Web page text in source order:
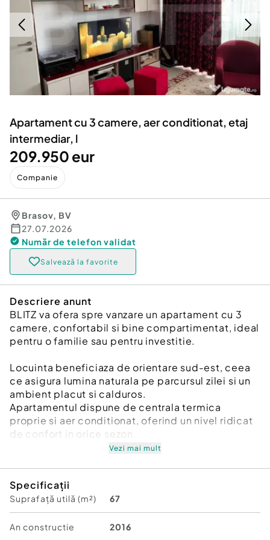
Servicii
Animale de companie
Afaceri și echipamente profesionale
Inchiriere Bunuri si Vehicule
Utilaje agricole si industriale
Piese auto si accesorii
Dacia Duster
Apartament cu 3 camere, aer conditionat, etaj
intermediar, l
209.950 eur
Companie
Brasov, BV
27.07.2026
Număr de telefon validat
Salvează la favorite
Descriere anunt
BLITZ va ofera spre vanzare un apartament cu 3
camere, confortabil si bine compartimentat, ideal
pentru o familie sau pentru investitie.
Locuinta beneficiaza de orientare sud-est, ceea
ce asigura lumina naturala pe parcursul zilei si un
ambient placut si calduros.
Apartamentul dispune de centrala termica
proprie si aer conditionat, oferind un nivel ridicat
de confort in orice sezon.
-living spatios;
-2 dormitoare, dintre care dormitorul matrimonial
beneficiaza de baie proprie;
-bucatarie inchisa;
Vezi mai mult
Specificații
Suprafață utilă (m²) 67
An constructie 2016